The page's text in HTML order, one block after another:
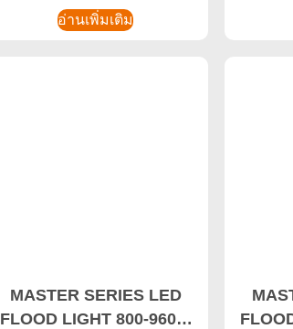
ระเบิด,ไฟ LED น้ําท่วมสนาม
อ่านเพิ่มเติม
สูง,น้ํ
MASTER SERIES LED
FLOOD LIGHT 800-960W